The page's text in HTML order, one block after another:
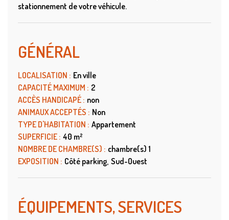
stationnement de votre véhicule.
GÉNÉRAL
LOCALISATION : En ville
CAPACITÉ MAXIMUM : 2
ACCÈS HANDICAPÉ : non
ANIMAUX ACCEPTÉS : Non
TYPE D'HABITATION : Appartement
SUPERFICIE : 40 m²
NOMBRE DE CHAMBRE(S) : chambre(s) 1
EXPOSITION : Côté parking Sud-Ouest
ÉQUIPEMENTS, SERVICES